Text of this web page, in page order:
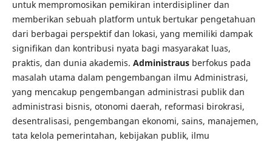
untuk mempromosikan pemikiran interdisipliner dan
memberikan sebuah platform untuk bertukar pengetahuan
dari berbagai perspektif dan lokasi, yang memiliki dampak
signifikan dan kontribusi nyata bagi masyarakat luas,
praktis, dan dunia akademis. Administrausberfokus pada
masalah utama dalam pengembangan ilmu Administrasi,
yang mencakup pengembangan administrasi publik dan
administrasi bisnis, otonomi daerah, reformasi birokrasi,
desentralisasi, pengembangan ekonomi, sains, manajemen,
tata kelola pemerintahan, kebijakan publik, ilmu